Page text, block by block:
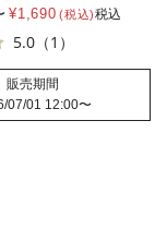
¥1,690 税込
5.0（1）
販売期間
07/01 12:00〜